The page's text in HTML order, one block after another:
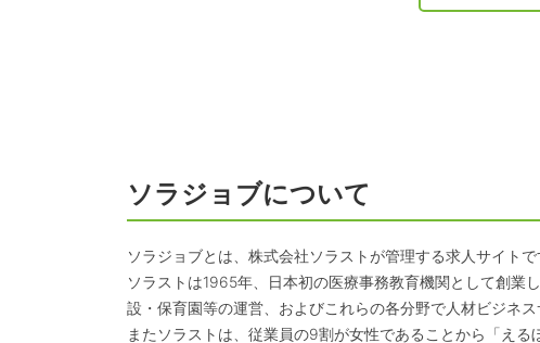
ソラジョブについて
ソラジョブとは、株式会社ソラストが管理する求人サイトで
ソラストは1965年、日本初の医療事務教育機関として創業
設・保育園等の運営、およびこれらの各分野で人材ビジネス
またソラストは、従業員の9割が女性であることから「え